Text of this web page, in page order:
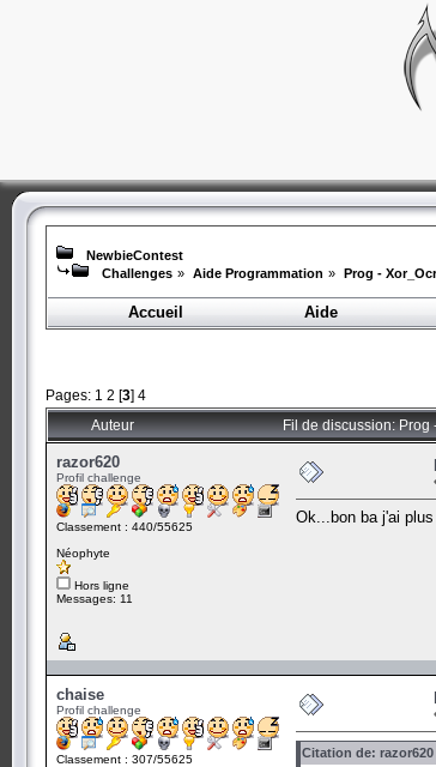
NewbieContest
Challenges » Aide Programmation » Prog -
Accueil
Aide
Pages: 1 2 [3] 4
Auteur Fil de discussion:
razor620
Profil challenge
Classement : 440/55625
Néophyte
Hors ligne
Messages: 11
Ok...bon ba j'ai
chaise
Profil challenge
Classement : 307/55625
Citation de: razor620